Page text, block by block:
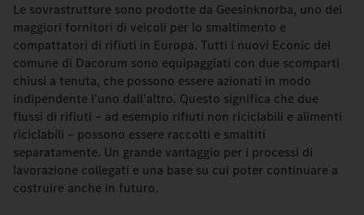
Le sovrastrutture sono prodotte da Geesinknorba, uno dei
maggiori fornitori di veicoli per lo smaltimento e
compattatori di rifiuti in Europa. Tutti i nuovi Econic del
comune di Dacorum sono equipaggiati con due scomparti
chiusi a tenuta, che possono essere azionati in modo
indipendente l’uno dall’altro. Questo significa che due
flussi di rifiuti – ad esempio rifiuti non riciclabili e alimenti
riciclabili – possono essere raccolti e smaltiti
separatamente. Un grande vantaggio per i processi di
lavorazione collegati e una base su cui poter continuare a
costruire anche in futuro.